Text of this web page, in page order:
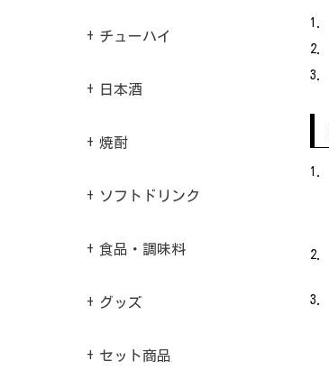
チューハイ
日本酒
焼酎
ソフトドリンク
食品・調味料
グッズ
セット商品